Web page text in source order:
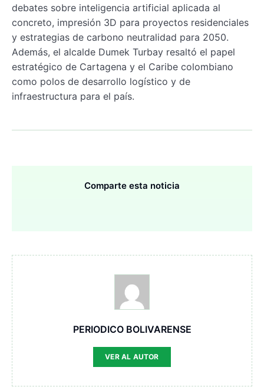
debates sobre inteligencia artificial aplicada al
concreto, impresión 3D para proyectos residenciales
y estrategias de carbono neutralidad para 2050.
Además, el alcalde Dumek Turbay resaltó el papel
estratégico de Cartagena y el Caribe colombiano
como polos de desarrollo logístico y de
infraestructura para el país.
Comparte esta noticia
PERIODICO BOLIVARENSE
VER AL AUTOR